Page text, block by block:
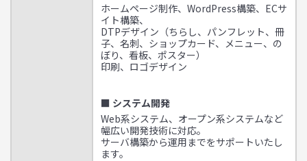
ホームページ制作、WordPress構築、ECサ
イト構築、
DTPデザイン（ちらし、パンフレット、冊
子、名刺、ショップカード、メニュー、の
ぼり、看板、ポスター）
印刷、ロゴデザイン
■ システム開発
Web系システム、オープン系システムなど
幅広い開発技術に対応。
サーバ構築から運用までをサポートいたし
ます。